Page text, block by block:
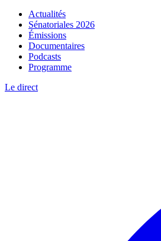
Actualités
Sénatoriales 2026
Émissions
Documentaires
Podcasts
Programme
Le direct